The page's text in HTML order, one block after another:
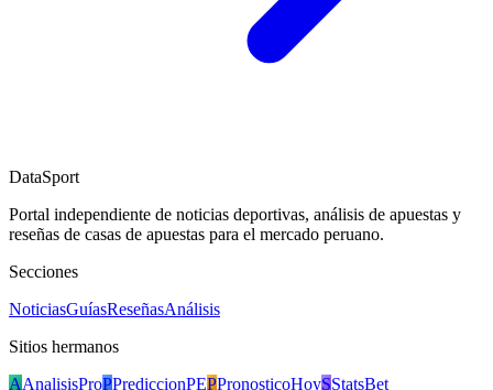
DataSport
Portal independiente de noticias deportivas, análisis de apuestas y
reseñas de casas de apuestas para el mercado peruano.
Secciones
NoticiasGuíasReseñasAnálisis
Sitios hermanos
AAnalisisProPPrediccionPEPPronosticoHoySStatsBet